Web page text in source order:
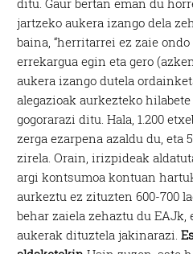
jartzeko aukera izango dela
baina, “herritarrei ez zaie
errekargua egin eta gero
aukera izango dutela
alegazioak aurkezteko
gogorarazi ditu. Hala, 1.200
zerga ezarpena azaldu du, eta
zirela. Orain, irizpideak
argi kontsumoa kontuan
aurkeztu ez zituzten 600-700
behar zaiela zehaztu du EAJk,
aukerak dituztela jakinarazi.